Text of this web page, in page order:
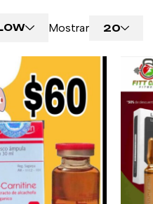
Mostrar 20